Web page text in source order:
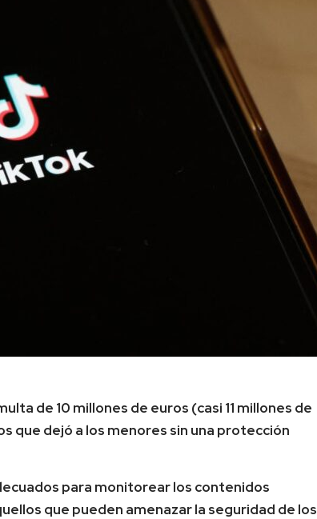
de 10 millones de euros (casi 11 millones de
que dejó a los menores sin una protección
para monitorear los contenidos
que pueden amenazar la seguridad de los